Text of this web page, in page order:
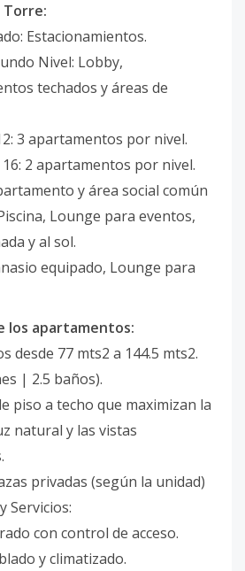
Torre:
Estacionamientos.
Nivel: Lobby,
techados y áreas de
3 apartamentos por nivel.
2 apartamentos por nivel.
y área social común
Lounge para eventos,
y al sol.
equipado, Lounge para
los apartamentos:
desde 77 mts2 a 144.5 mts2.
| 2.5 baños).
piso a techo que maximizan la
natural y las vistas
privadas (según la unidad)
Servicios:
con control de acceso.
y climatizado.